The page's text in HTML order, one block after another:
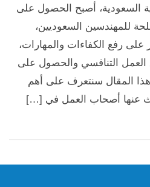
السعودية، أصبح الحصول على
للمهندسين السعوديين،
على رفع الكفاءات والمهارات،
التنافسي والحصول على
المقال سنتعرف على أهم
عنها أصحاب العمل في […]